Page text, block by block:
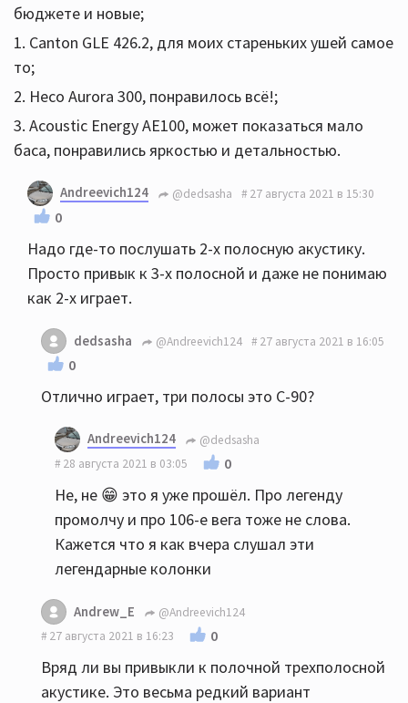
бюджете и новые;
1. Canton GLE 426.2, для моих стареньких ушей самое
то;
2. Heco Aurora 300, понравилось всё!;
3. Acoustic Energy AE100, может показаться мало
баса, понравились яркостью и детальностью.
Andreevich124 @dedsasha 27 августа 2021 в 15:30
0
Надо где-то послушать 2-х полосную акустику.
Просто привык к 3-х полосной и даже не понимаю
как 2-х играет.
dedsasha @Andreevich124 27 августа 2021 в 16:05
0
Отлично играет, три полосы это С-90?
Andreevich124
@dedsasha
28 августа 2021 в 03:05
0
Не, не 😁 это я уже прошёл. Про легенду
промолчу и про 106-е вега тоже не слова.
Кажется что я как вчера слушал эти
легендарные колонки
Andrew_E
@Andreevich124
27 августа 2021 в 16:23
0
Вряд ли вы привыкли к полочной трехполосной
акустике. Это весьма редкий вариант